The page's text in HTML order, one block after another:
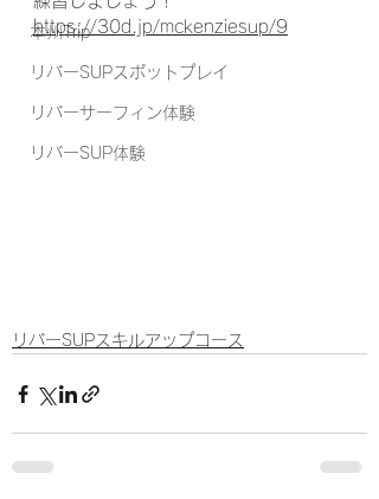
本州Trip
リバーSUPスポットプレイ
リバーサーフィン体験
リバーSUP体験
https://30d.jp/mckenziesup/9
リバーSUPスキルアップコース